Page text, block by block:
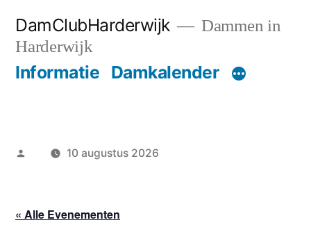
naar
DamClubHarderwijk
Dammen in
Harderwijk
Informatie Damkalender
Geplaatst10 augustus 2026
« Alle Evenementen